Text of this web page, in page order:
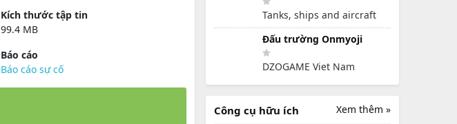
Kích thước tập tin
99.4 MB
Báo cáo
Báo cáo sự cố
Tanks, ships and aircraft
Đấu trường Onmyoji
DZOGAME Viet Nam
Xem thêm »
Công cụ hữu ích